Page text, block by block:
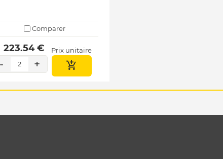
Comparer
223.54 € Prix unitaire
- 2 +